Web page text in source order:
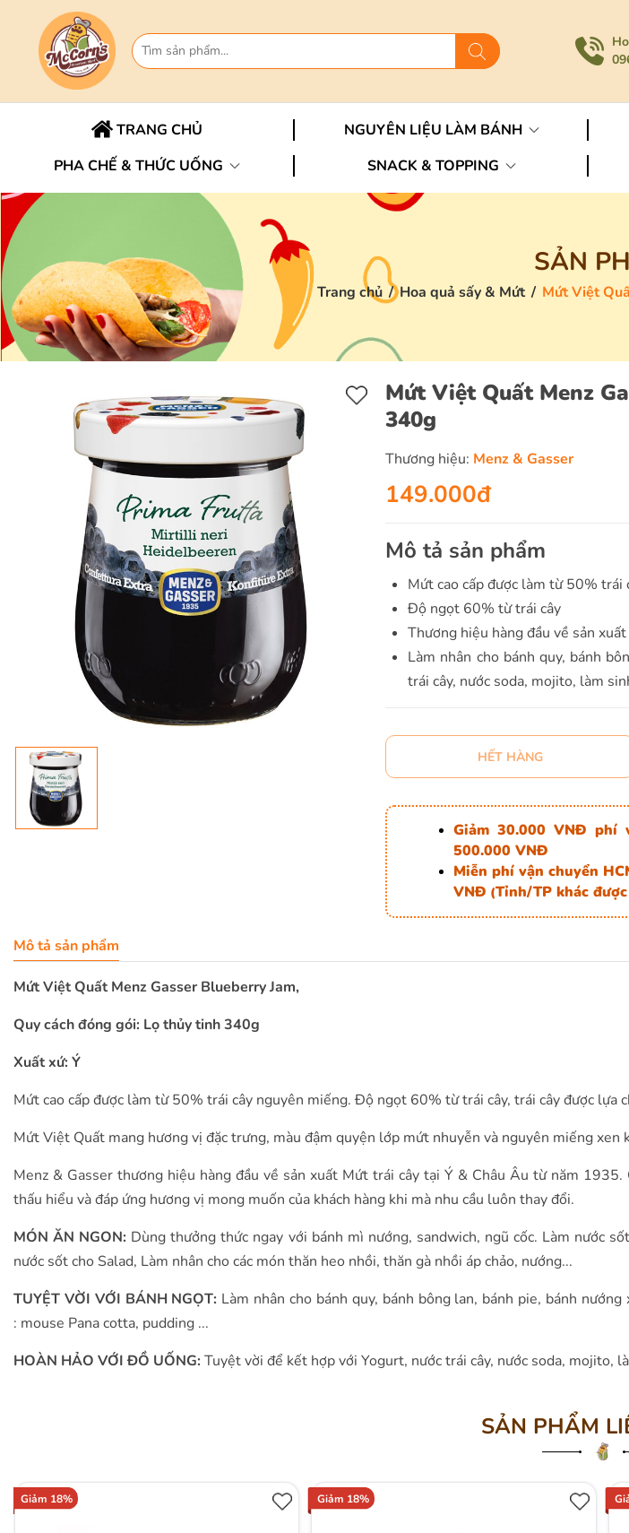
TRANG CHỦ NGUYÊN LIỆU LÀM BÁNH
PHA CHẾ & THỨC UỐNG
SNACK & TOPPING
SẢN
Trang chủ / Hoa quả sấy & Mứt / Mứt Việt
Mứt Việt Quất Menz
340g
Thương hiệu: Menz & Gasser
149.000đ
Mô tả sản phẩm
Mứt cao cấp được làm từ 50% trái
Độ ngọt 60% từ trái cây
Thương hiệu hàng đầu về sản
Làm nhân cho bánh quy, bánh
trái cây, nước soda, mojito, làm
HẾT HÀNG
Giảm 30.000 VNĐ phí
500.000 VNĐ
Miễn phí vận chuyển
VNĐ (Tỉnh/TP khác
Mô tả sản phẩm
Mứt Việt Quất Menz Gasser Blueberry Jam,
Quy cách đóng gói: Lọ thủy tinh 340g
Xuất xứ: Ý
Mứt cao cấp được làm từ 50% trái cây nguyên miếng. Độ ngọt 60% từ trái cây, trái cây được lựa
Mứt Việt Quất mang hương vị đặc trưng, màu đậm quyện lớp mứt nhuyễn và nguyên miếng xen
Menz & Gasser thương hiệu hàng đầu về sản xuất Mứt trái cây tại Ý & Châu Âu từ năm
thấu hiểu và đáp ứng hương vị mong muốn của khách hàng khi mà nhu cầu luôn thay đổi.
MÓN ĂN NGON: Dùng thưởng thức ngay với bánh mì nướng, sandwich, ngũ cốc. Làm nước
nước sốt cho Salad, Làm nhân cho các món thăn heo nhồi, thăn gà nhồi áp chảo, nướng...
TUYỆT VỜI VỚI BÁNH NGỌT: Làm nhân cho bánh quy, bánh bông lan, bánh pie, bánh
: mouse Pana cotta, pudding ...
HOÀN HẢO VỚI ĐỒ UỐNG:Tuyệt vời để kết hợp với Yogurt, nước trái cây, nước soda, mojito,
SẢN PHẨM
Giảm 18% Giảm 18%